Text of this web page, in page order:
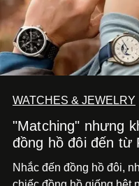
WATCHES & JEWELRY
"Matching" nhưng
đồng hồ đôi đến từ
Nhắc đến đồng hồ đôi,